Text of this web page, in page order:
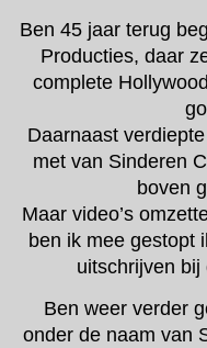
Ben 45 jaar terug
Producties, daar
complete
Daarnaast
met van Sinderen
boven
Maar video’s
ben ik mee gestopt
uitschrijven
Ben weer verder
onder de naam van